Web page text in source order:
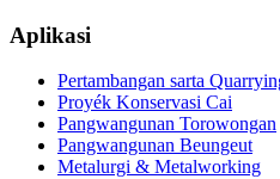
Aplikasi
Pertambangan sarta
Proyék Konservasi Cai
Pangwangunan Torowongan
Pangwangunan Beungeut
Metalurgi & Metalworking